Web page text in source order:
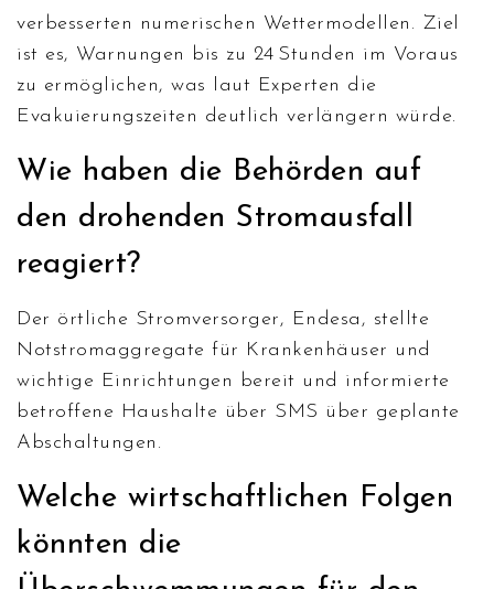
verbesserten numerischen Wettermodellen. Ziel
ist es, Warnungen bis zu 24 Stunden im Voraus
zu ermöglichen, was laut Experten die
Evakuierungszeiten deutlich verlängern würde.
Wie haben die Behörden auf
den drohenden Stromausfall
reagiert?
Der örtliche Stromversorger, Endesa, stellte
Notstromaggregate für Krankenhäuser und
wichtige Einrichtungen bereit und informierte
betroffene Haushalte über SMS über geplante
Abschaltungen.
Welche wirtschaftlichen Folgen
könnten die